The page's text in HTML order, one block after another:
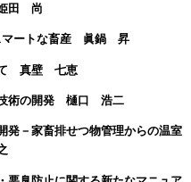
田 尚
マートな畜産 眞鍋 昇
て 真壁 七恵
技術の開発 樋口 浩二
－家畜排せつ物管理からの温室